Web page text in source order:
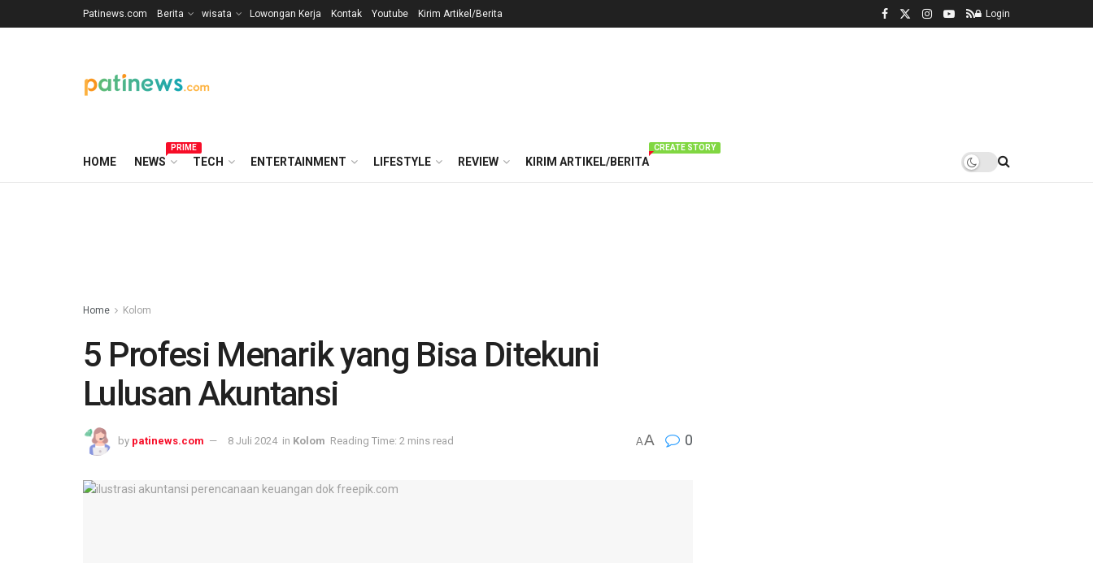
Patinews.com Berita wisata Lowongan Kerja Kontak Youtube Kirim Artikel/Berita Login
HOME NEWS
PRIME
TECH ENTERTAINMENT LIFESTYLE REVIEW KIRIM ARTIKEL/BERITA
CREATE STORY
Home Kolom
5 Profesi Menarik yang Bisa Ditekuni
Lulusan Akuntansi
by patinews.com 8 Juli 2024 in Kolom Reading Time: 2 mins read AA 0